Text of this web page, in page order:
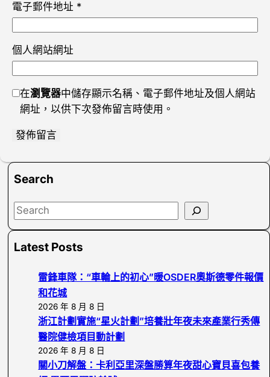
電子郵件地址 *
個人網站網址
在瀏覽器中儲存顯示名稱、電子郵件地址及個人網站
網址，以供下次發佈留言時使用。
Search
S
aLatest Posts
雷鋒車隊：“車輪上的初心”暖OSDER奧斯德零件報價
和花城
2026 年 8 月 8 日
浙江計劃實施“星火計劃”培養壯年夜未來產業行秀傳
醫院健檢項目動計劃
2026 年 8 月 8 日
關小刀解盤：卡利亞里深盤勝算年夜甜心寶貝喜包養